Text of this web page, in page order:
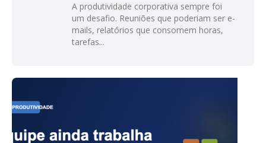
A produtividade corporativa sempre foi
um desafio. Reuniões que poderiam ser e-
mails, relatórios que consomem horas,
tarefas...